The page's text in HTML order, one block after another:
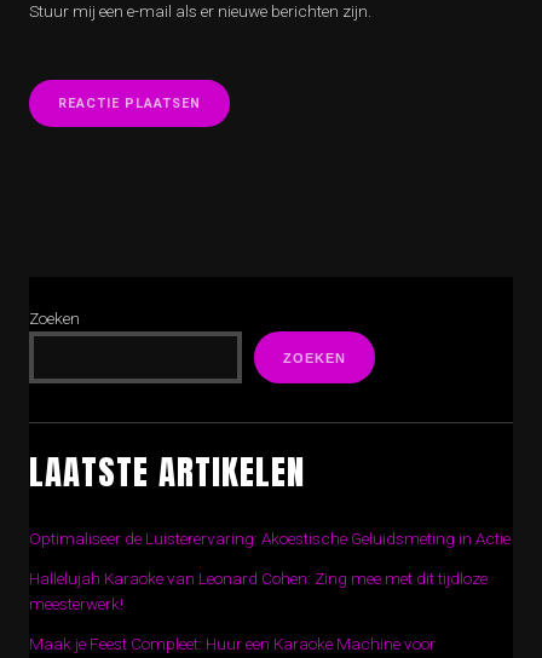
Stuur mij een e-mail als er nieuwe berichten zijn.
Zoeken
ZOEKEN
LAATSTE ARTIKELEN
Optimaliseer de Luisterervaring: Akoestische Geluidsmeting in Actie
Hallelujah Karaoke van Leonard Cohen: Zing mee met dit tijdloze
meesterwerk!
Maak je Feest Compleet: Huur een Karaoke Machine voor